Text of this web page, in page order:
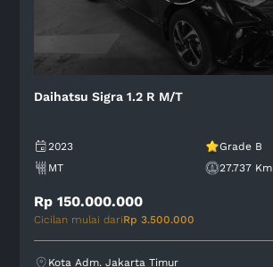
Daihatsu Sigra 1.2 R M/T
2023
Grade B
MT
27.737 Km
Rp 150.000.000
Cicilan mulai dariRp 3.500.000
Kota Adm. Jakarta Timur